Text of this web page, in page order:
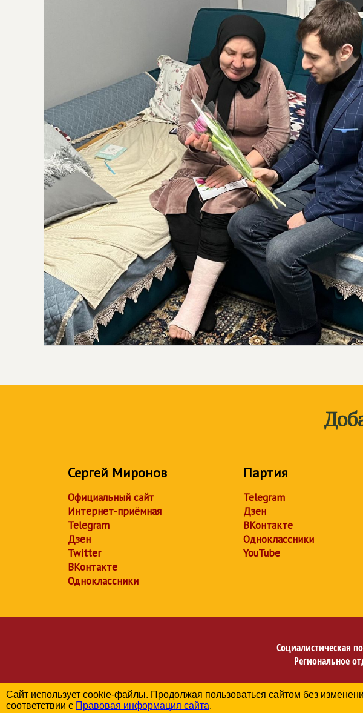
Сергей Миронов
Официальный сайт
Интернет-приёмная
Telegram
Дзен
Twitter
ВКонтакте
Одноклассники
Партия
Telegram
Дзен
ВКонтакте
Одноклассники
YouTube
Социалистическая
Региональное
Политика в
Сайт использует cookie-файлы. Продолжая пользоваться сайтом без
соответствии с Правовая информация сайта.